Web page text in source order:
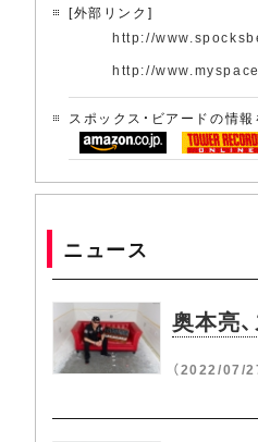
[外部リンク]
http://
http://
スポックス・ビアードの情
ニュース
奥本亮
（2022/07/